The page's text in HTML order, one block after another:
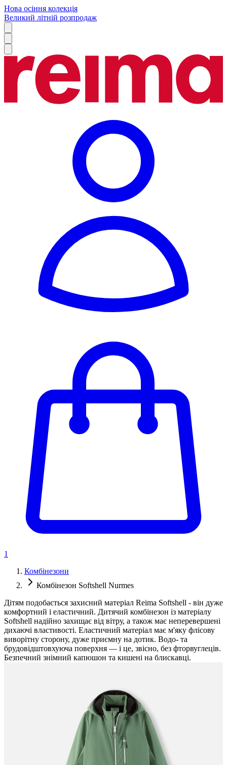
Нова осіння колекція
Великий літній розпродаж
1
Комбінезони
Комбінезон Softshell Nurmes
Дітям подобається захисний матеріал Reima Softshell - він дуже
комфортний і еластичний. Дитячий комбінезон із матеріалу
Softshell надійно захищає від вітру, а також має неперевершені
дихаючі властивості. Еластичний матеріал має м'яку флісову
виворітну сторону, дуже приємну на дотик. Водо- та
брудовідштовхуюча поверхня — і це, звісно, без фторвуглеців.
Безпечний знімний капюшон та кишені на блискавці.